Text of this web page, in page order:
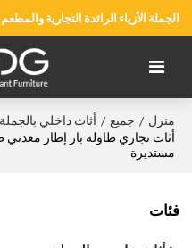
الجملة الأزياء الرائدة التجارية
منزل / جميع / أثاث داخلي بالجملة
أثاث تجاري طاولة بار إطار
مستديرة
فئات